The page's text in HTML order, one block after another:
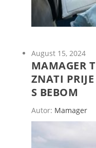
August 15, 2024
MAMAGER
ZNATI
S BEBOM
Autor: Mamager